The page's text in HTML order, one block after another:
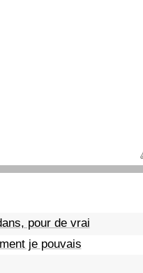
pour de vrai
je pouvais